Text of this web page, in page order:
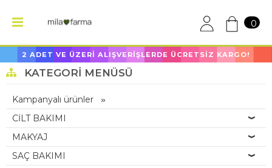
0
2 ADET VE ÜZERİ ALIŞVERİŞLERDE ÜCRETSİZ KARGO!
KATEGORI MENÜSÜ
Kampanyalı ürünler
CİLT BAKIMI
MAKYAJ
SAÇ BAKIMI